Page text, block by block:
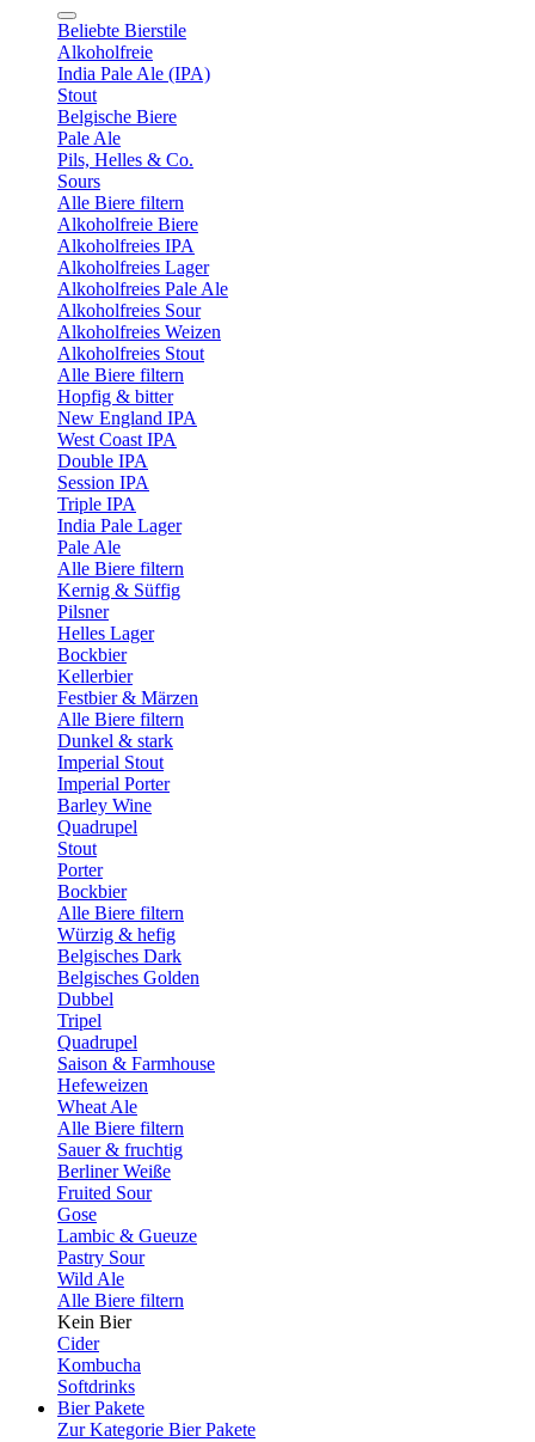
Beliebte Bierstile
Alkoholfreie
India Pale Ale (IPA)
Stout
Belgische Biere
Pale Ale
Pils, Helles & Co.
Sours
Alle Biere filtern
Alkoholfreie Biere
Alkoholfreies IPA
Alkoholfreies Lager
Alkoholfreies Pale Ale
Alkoholfreies Sour
Alkoholfreies Weizen
Alkoholfreies Stout
Alle Biere filtern
Hopfig & bitter
New England IPA
West Coast IPA
Double IPA
Session IPA
Triple IPA
India Pale Lager
Pale Ale
Alle Biere filtern
Kernig & Süffig
Pilsner
Helles Lager
Bockbier
Kellerbier
Festbier & Märzen
Alle Biere filtern
Dunkel & stark
Imperial Stout
Imperial Porter
Barley Wine
Quadrupel
Stout
Porter
Bockbier
Alle Biere filtern
Würzig & hefig
Belgisches Dark
Belgisches Golden
Dubbel
Tripel
Quadrupel
Saison & Farmhouse
Hefeweizen
Wheat Ale
Alle Biere filtern
Sauer & fruchtig
Berliner Weiße
Fruited Sour
Gose
Lambic & Gueuze
Pastry Sour
Wild Ale
Alle Biere filtern
Kein Bier
Cider
Kombucha
Softdrinks
Bier Pakete
Zur Kategorie Bier Pakete